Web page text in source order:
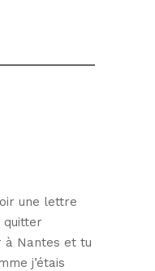
une lettre
quitter
à Nantes et tu
j’étais